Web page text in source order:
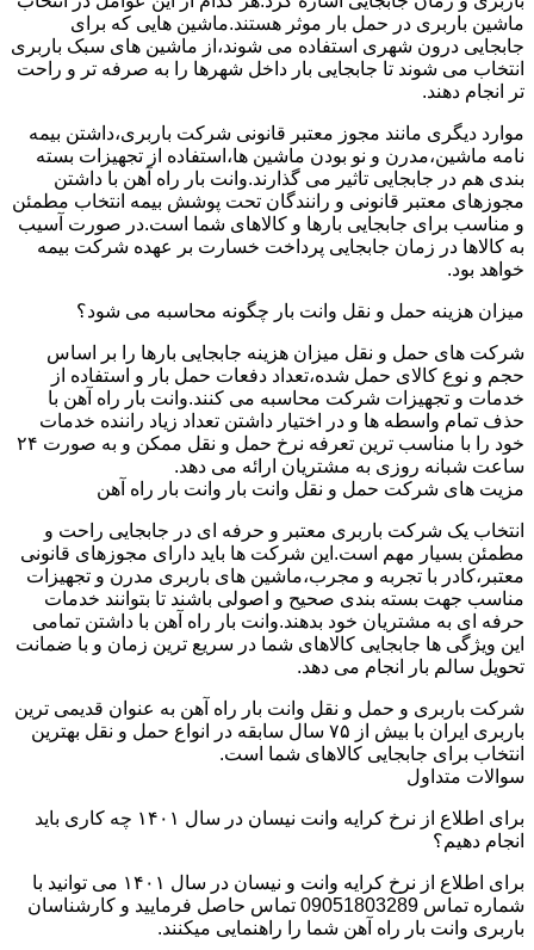
ماشین باربری در حمل بار موثر هستند.ماشین هایی که برای
جابجایی درون شهری استفاده می شوند،از ماشین های سبک باربری
انتخاب می شوند تا جابجایی بار داخل شهرها را به صرفه تر و راحت
تر انجام دهند.
موارد دیگری مانند مجوز معتبر قانونی شرکت باربری،داشتن بیمه
نامه ماشین،مدرن و نو بودن ماشین ها،استفاده از تجهیزات بسته
بندی هم در جابجایی تاثیر می گذارند.وانت بار راه آهن با داشتن
مجوزهای معتبر قانونی و رانندگان تحت پوشش بیمه انتخاب مطمئن
و مناسب برای جابجایی بارها و کالاهای شما است.در صورت آسیب
به کالاها در زمان جابجایی پرداخت خسارت بر عهده شرکت بیمه
خواهد بود.
میزان هزینه حمل و نقل وانت بار چگونه محاسبه می شود؟
شرکت های حمل و نقل میزان هزینه جابجایی بارها را بر اساس
حجم و نوع کالای حمل شده،تعداد دفعات حمل بار و استفاده از
خدمات و تجهیزات شرکت محاسبه می کنند.وانت بار راه آهن با
حذف تمام واسطه ها و در اختیار داشتن تعداد زیاد راننده خدمات
خود را با مناسب ترین تعرفه نرخ حمل و نقل ممکن و به صورت ۲۴
ساعت شبانه روزی به مشتریان ارائه می دهد.
مزیت های شرکت حمل و نقل وانت بار وانت بار راه آهن
انتخاب یک شرکت باربری معتبر و حرفه ای در جابجایی راحت و
مطمئن بسیار مهم است.این شرکت ها باید دارای مجوزهای قانونی
معتبر،کادر با تجربه و مجرب،ماشین های باربری مدرن و تجهیزات
مناسب جهت بسته بندی صحیح و اصولی باشند تا بتوانند خدمات
حرفه ای به مشتریان خود بدهند.وانت بار راه آهن با داشتن تمامی
این ویژگی ها جابجایی کالاهای شما در سریع ترین زمان و با ضمانت
تحویل سالم بار انجام می دهد.
شرکت باربری و حمل و نقل وانت بار راه آهن به عنوان قدیمی ترین
باربری ایران با بیش از ۷۵ سال سابقه در انواع حمل و نقل بهترین
انتخاب برای جابجایی کالاهای شما است.
سوالات متداول
برای اطلاع از نرخ کرایه وانت نیسان در سال ۱۴۰۱ چه کاری باید
انجام دهیم؟
برای اطلاع از نرخ کرایه وانت و نیسان در سال ۱۴۰۱ می توانید با
شماره تماس 09051803289 تماس حاصل فرمایید و کارشناسان
باربری وانت بار راه آهن شما را راهنمایی میکنند.